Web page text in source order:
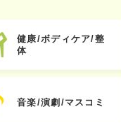
健康/ボディケア/整
体
音楽/演劇/マスコミ